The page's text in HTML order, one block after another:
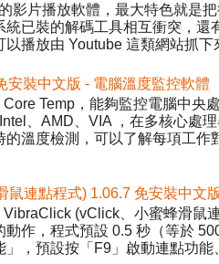
影片播放軟體，最大特色就是
統已裝的解碼工具相互衝突，
以播放由 Youtube 這類網站抓
安裝中文版 - 電腦溫度監控軟體
Temp，能夠監控電腦中央
、AMD、VIA ，在多核心處
的溫度檢測，可以了解每項工作
鼠連點程式) 1.06.7 免安裝中文
VibraClick (vClick、小蜜蜂滑鼠
動作，程式預設 0.5 秒（等於
」，預設按「F9」啟動連點功